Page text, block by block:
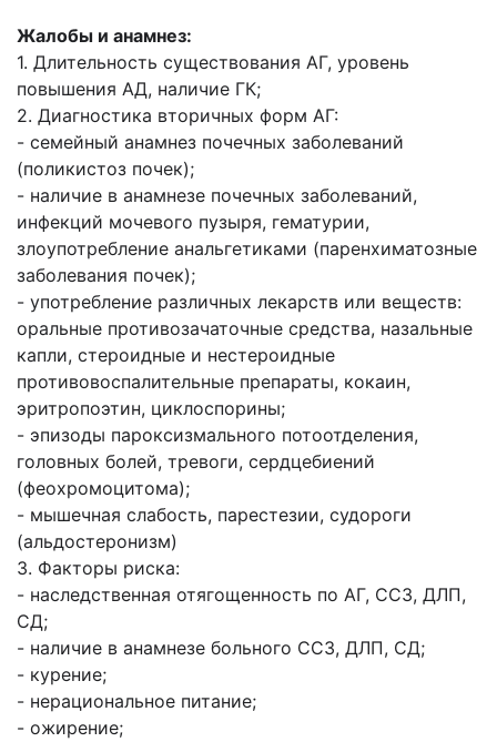
Жалобы и анамнез:
1. Длительность существования АГ, уровень
повышения АД, наличие ГК;
2. Диагностика вторичных форм АГ:
- семейный анамнез почечных заболеваний
(поликистоз почек);
- наличие в анамнезе почечных заболеваний,
инфекций мочевого пузыря, гематурии,
злоупотребление анальгетиками (паренхиматозные
заболевания почек);
- употребление различных лекарств или веществ:
оральные противозачаточные средства, назальные
капли, стероидные и нестероидные
противовоспалительные препараты, кокаин,
эритропоэтин, циклоспорины;
- эпизоды пароксизмального потоотделения,
головных болей, тревоги, сердцебиений
(феохромоцитома);
- мышечная слабость, парестезии, судороги
(альдостеронизм)
3. Факторы риска:
- наследственная отягощенность по АГ, ССЗ, ДЛП,
СД;
- наличие в анамнезе больного ССЗ, ДЛП, СД;
- курение;
- нерациональное питание;
- ожирение;